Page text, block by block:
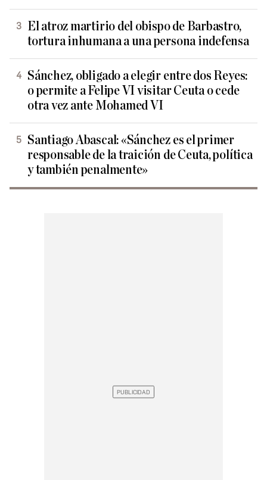
El atroz martirio del obispo de Barbastro,
tortura inhumana a una persona indefensa
Sánchez, obligado a elegir entre dos Reyes:
o permite a Felipe VI visitar Ceuta o cede
otra vez ante Mohamed VI
Santiago Abascal: «Sánchez es el primer
responsable de la traición de Ceuta, política
y también penalmente»